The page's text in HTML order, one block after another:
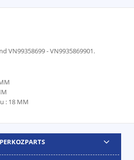
VN99358699 - VN9935869901.
: 18 MM
PERKOZPARTS